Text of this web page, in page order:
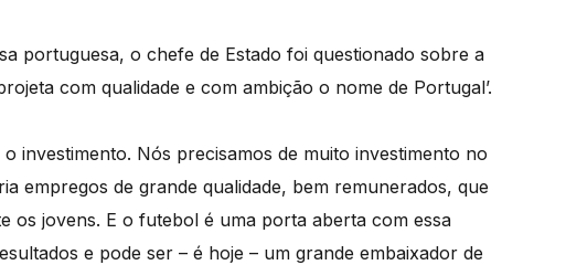
portuguesa, o chefe de Estado foi questionado sobre a
com qualidade e com ambição o nome de Portugal’.
investimento. Nós precisamos de muito investimento no
empregos de grande qualidade, bem remunerados, que
os jovens. E o futebol é uma porta aberta com essa
e pode ser – é hoje – um grande embaixador de